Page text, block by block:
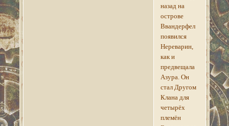
назад на
острове
Ввандерфел
появился
Нереварин,
как и
предвещала
Азура. Он
стал Другом
Клана для
четырёх
племён